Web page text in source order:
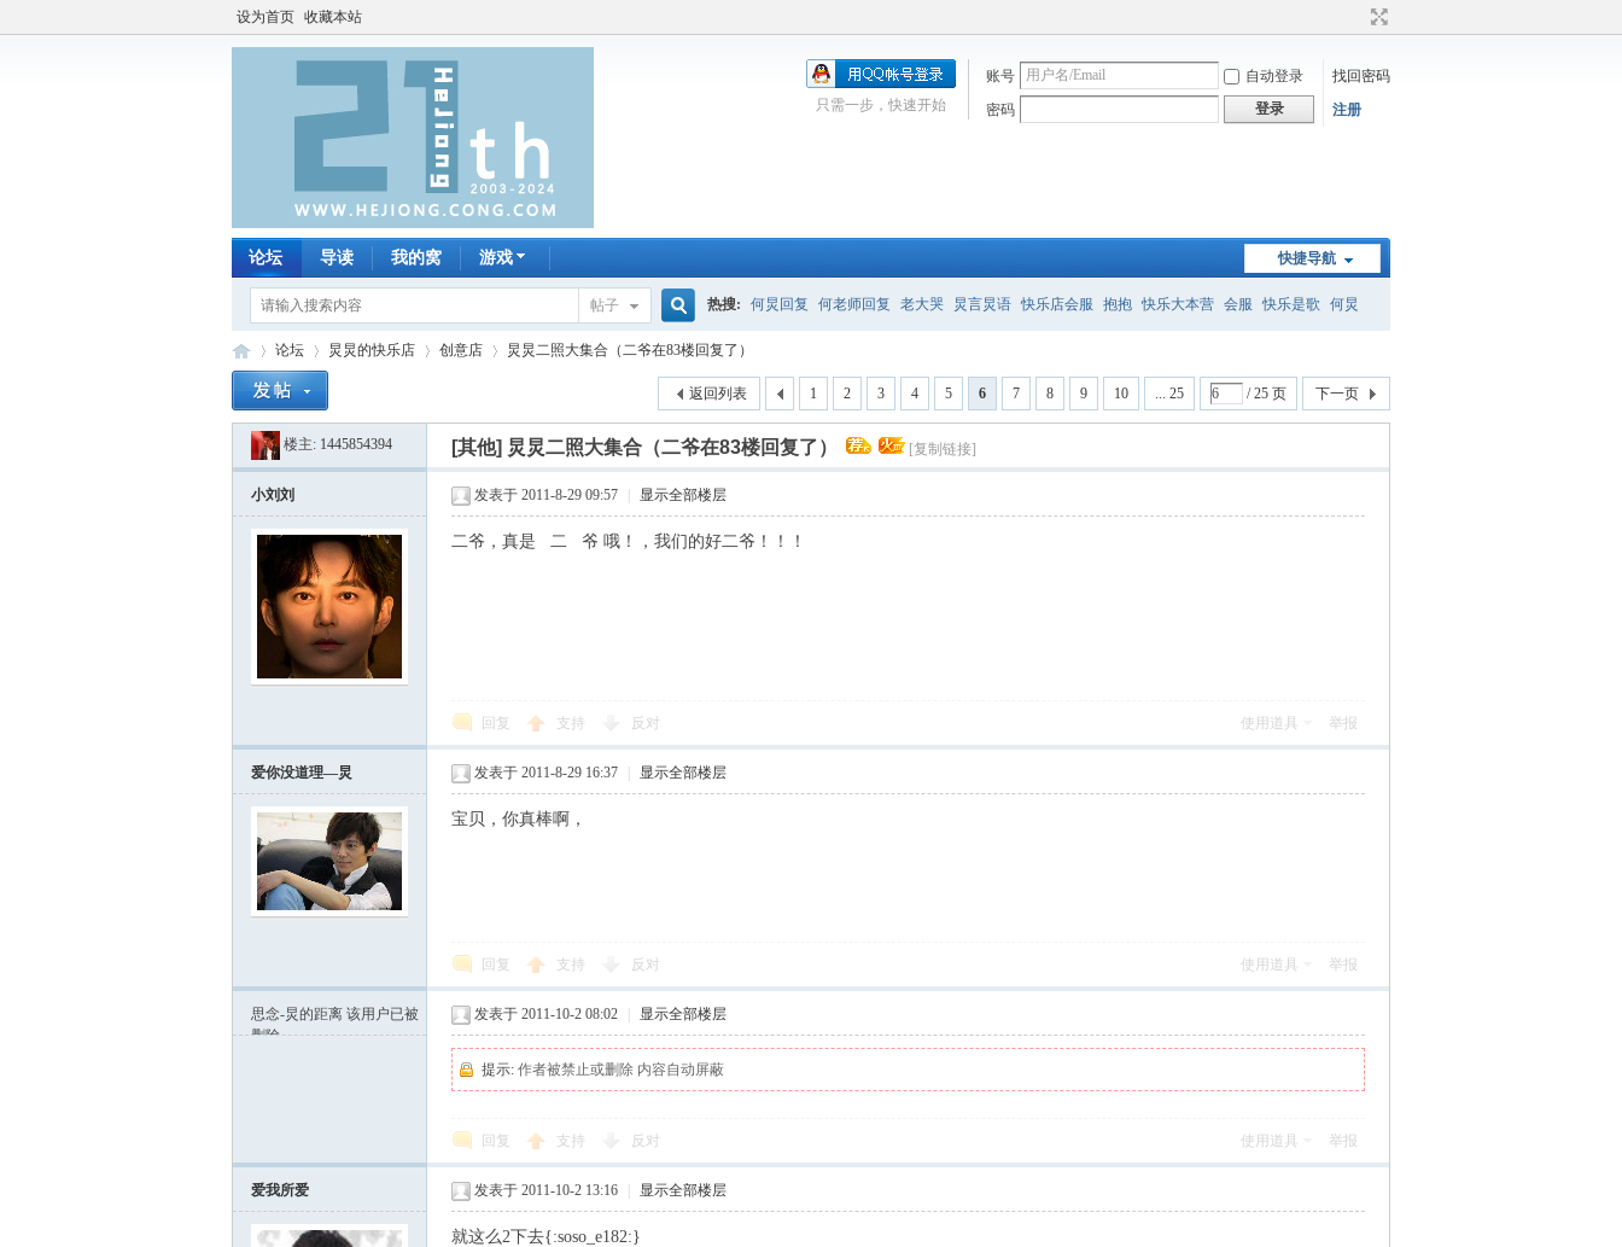
设为首页 收藏本站
账号 自动登录
找回密码
密码
登录 注册
只需一步，快速开始
快捷导航
论坛 导读 我的窝 游戏
帖子
搜
索
热搜: 何炅回复 何老师回复 老大哭 炅言炅语 快乐店会服 抱抱 快乐大本营 会服 快乐是歌 何炅
唱吧
»
论坛
›
炅炅的快乐店 创意店
›
炅炅二照大集合（二爷在83楼回复了）
1 2 3 4 5 6 7 8 9 10 ... 25 / 25 页 下一页
返回列表
楼主: 1445854394 [其他] 炅炅二照大集合（二爷在83楼回复了） [复制链接]
小刘刘 发表于 2011-8-29 09:57 显示全部楼层
二爷，真是 二 爷 哦！，我们的好二爷！！！
回复 支持 反对 使用道具 举报
爱你没道理—炅 发表于 2011-8-29 16:37 显示全部楼层
宝贝，你真棒啊，
回复 支持 反对 使用道具 举报
思念-炅的距离 该用户已被
删除
发表于 2011-10-2 08:02 显示全部楼层
提示: 作者被禁止或删除 内容自动屏蔽
回复 支持 反对 使用道具 举报
爱我所爱 发表于 2011-10-2 13:16 显示全部楼层
就这么2下去{:soso_e182:}